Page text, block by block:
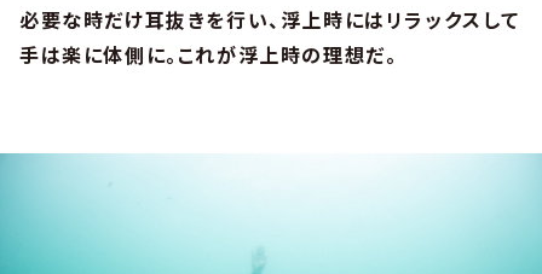
必要な時だけ耳抜きを行い、浮上時にはリラックスして
手は楽に体側に。これが浮上時の理想だ。